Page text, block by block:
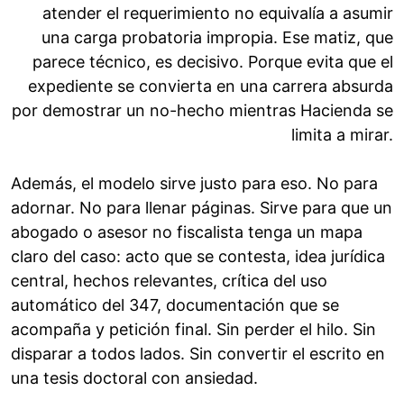
atender el requerimiento no equivalía a asumir
una carga probatoria impropia. Ese matiz, que
parece técnico, es decisivo. Porque evita que el
expediente se convierta en una carrera absurda
por demostrar un no-hecho mientras Hacienda se
limita a mirar.
Además, el modelo sirve justo para eso. No para
adornar. No para llenar páginas. Sirve para que un
abogado o asesor no fiscalista tenga un mapa
claro del caso: acto que se contesta, idea jurídica
central, hechos relevantes, crítica del uso
automático del 347, documentación que se
acompaña y petición final. Sin perder el hilo. Sin
disparar a todos lados. Sin convertir el escrito en
una tesis doctoral con ansiedad.